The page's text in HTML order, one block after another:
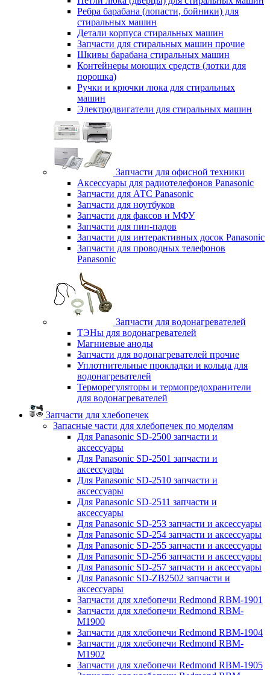
Ребра барабана (лопасти, бойники) для
стиральных машин
Детали корпуса стиральных машин
Запчасти для стиральных машин прочие
Шкивы барабана стиральных машин
Контейнеры моющих средств (лотки для
порошка)
Ручки и крючки люка для стиральных
машин
Электродвигатели для стиральных машин
Запчасти для офисной техники
Аксессуары для радиотелефонов Panasonic
Запчасти для АТС Panasonic
Запчасти для ноутбуков
Запчасти для факсов и МФУ
Запчасти для пин-падов
Запчасти для интерактивных досок Panasonic
Запчасти для проводных телефонов
Panasonic
Запчасти для водонагревателей
ТЭНы для водонагревателей
Магниевые аноды
Запчасти для водонагревателей прочие
Уплотнительные прокладки и кольца для
водонагревателей
Терморегуляторы и термопредохранители
для водонагревателей
Запчасти для хлебопечек
Запасные части для хлебопечек по моделям
Для Panasonic SD-2500 запчасти и
аксессуары
Для Panasonic SD-2501 запчасти и
аксессуары
Для Panasonic SD-2510 запчасти и
аксессуары
Для Panasonic SD-2511 запчасти и
аксессуары
Для Panasonic SD-253 запчасти и аксессуары
Для Panasonic SD-254 запчасти и аксессуары
Для Panasonic SD-255 запчасти и аксессуары
Для Panasonic SD-256 запчасти и аксессуары
Для Panasonic SD-257 запчасти и аксессуары
Для Panasonic SD-ZB2502 запчасти и
аксессуары
Запчасти для хлебопечи Redmond RBM-1901
Запчасти для хлебопечи Redmond RBM-
M1900
Запчасти для хлебопечи Redmond RBM-1904
Запчасти для хлебопечи Redmond RBM-
M1902
Запчасти для хлебопечи Redmond RBM-1905